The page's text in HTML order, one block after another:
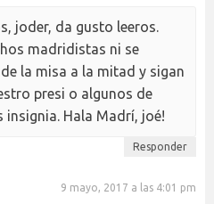
joder, da gusto leeros.
madridistas ni se
la misa a la mitad y sigan
presi o algunos de
insignia. Hala Madrí, joé!
Responder
9 mayo, 2017 a las 4:01 pm